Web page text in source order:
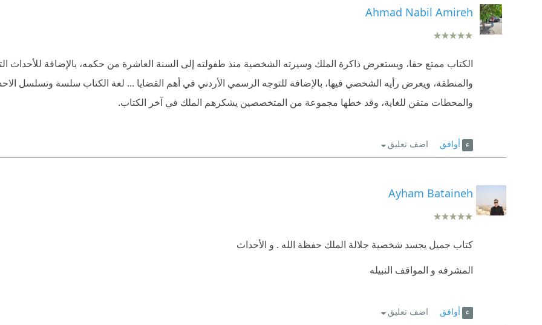
Ahmad Nabil Amireh
الكتاب ممتع حقا، ويستعرض ذاكرة الملك وسيرته الشخصية منذ طفولته إلى السنة العاشرة من حكمه، بالإضافة للأحداث
والمنطقة، ويعرض رأيه الشخصي فيها، بالإضافة للتوجه الرسمي الأردني في أهم القضايا ... لغة الكتاب سلسة وتسلسل
والمحطات متقن للغاية، وقد خطها مجموعة من المتخصصين يشكرهم الملك في آخر الكتاب.
أوافق اضف تعليق
Ayham Bataineh
كتاب جميل يجسد شخصية جلالة الملك حفظة الله . و الأحداث
المشرفه و المواقف النبيله
أوافق اضف تعليق